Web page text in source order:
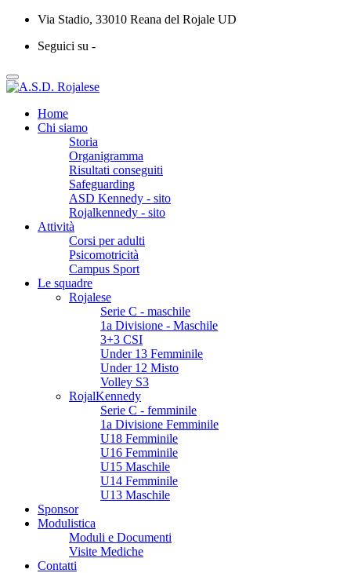
Via Stadio, 33010 Reana del Rojale UD
Seguici su -
Home
Chi siamo
Storia
Organigramma
Risultati conseguiti
Safeguarding
ASD Kennedy - sito
Rojalkennedy - sito
Attività
Corsi per adulti
Psicomotricità
Campus Sport
Le squadre
Rojalese
Serie C - maschile
1a Divisione - Maschile
3+3 CSI
Under 13 Femminile
Under 12 Misto
Volley S3
RojalKennedy
Serie C - femminile
1a Divisione Femminile
U18 Femminile
U16 Femminile
U15 Maschile
U14 Femminile
U13 Maschile
Sponsor
Modulistica
Moduli e Documenti
Visite Mediche
Contatti